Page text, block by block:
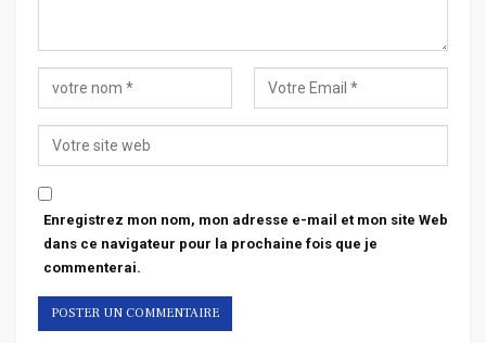
Enregistrez mon nom, mon adresse e-mail et mon site Web
dans ce navigateur pour la prochaine fois que je
commenterai.